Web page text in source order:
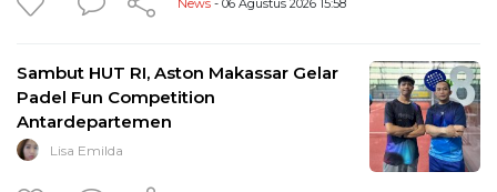
News - 06 Agustus 2026 15:58
Sambut HUT RI, Aston Makassar Gelar
Padel Fun Competition
Antardepartemen
Lisa Emilda